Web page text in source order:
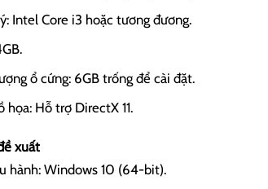
Intel Core i3 hoặc tương đương.
ổ cứng: 6GB trống để cài đặt.
họa: Hỗ trợ DirectX 11.
xuất
hành: Windows 10 (64-bit).